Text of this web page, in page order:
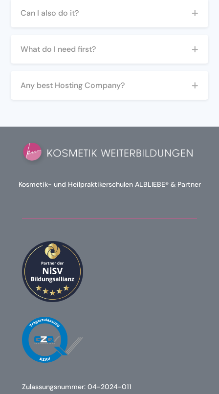
Can I also do it?
What do I need first?
Any best Hosting Company?
Kosmetik- und Heilpraktikerschulen ALBLIEBE® & Partner
Zulassungsnummer: 04-2024-011